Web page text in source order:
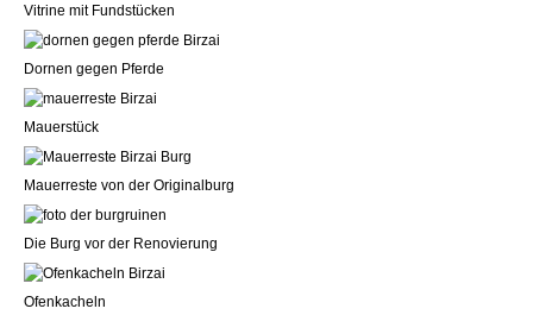
Vitrine mit Fundstücken
Dornen gegen Pferde
Mauerstück
Mauerreste von der Originalburg
Die Burg vor der Renovierung
Ofenkacheln